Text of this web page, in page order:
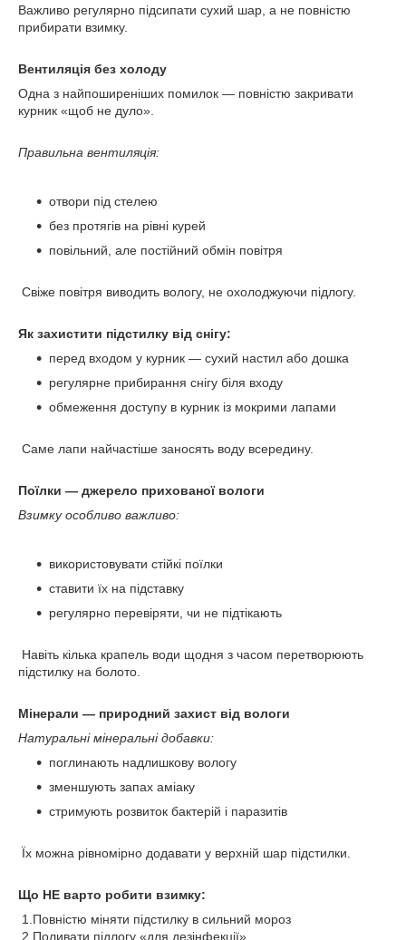
Важливо регулярно підсипати сухий шар, а не повністю
прибирати взимку.
Вентиляція без холоду
Одна з найпоширеніших помилок — повністю закривати
курник «щоб не дуло».
Правильна вентиляція:
отвори під стелею
без протягів на рівні курей
повільний, але постійний обмін повітря
Свіже повітря виводить вологу, не охолоджуючи підлогу.
Як захистити підстилку від снігу:
перед входом у курник — сухий настил або дошка
регулярне прибирання снігу біля входу
обмеження доступу в курник із мокрими лапами
Саме лапи найчастіше заносять воду всередину.
Поїлки — джерело прихованої вологи
Взимку особливо важливо:
використовувати стійкі поїлки
ставити їх на підставку
регулярно перевіряти, чи не підтікають
Навіть кілька крапель води щодня з часом перетворюють
підстилку на болото.
Мінерали — природний захист від вологи
Натуральні мінеральні добавки:
поглинають надлишкову вологу
зменшують запах аміаку
стримують розвиток бактерій і паразитів
Їх можна рівномірно додавати у верхній шар підстилки.
Що НЕ варто робити взимку:
1.Повністю міняти підстилку в сильний мороз
2.Поливати підлогу «для дезінфекції»